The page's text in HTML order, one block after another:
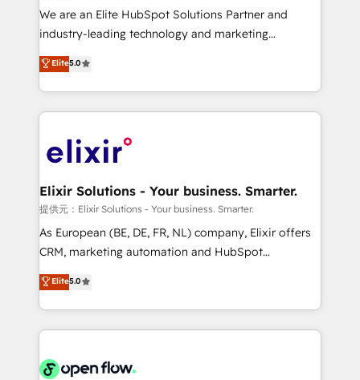
workflows; audit-ready reporting ⚖️ Legal: client
intake; pipeline and document workflows 🛒 E-
revenue automation 🏢 Real Estate: deal pipelines;
portfolio and lifecycle management 🏭
HIPAA-aware; CASL-compliant; GDPR-ready
implementations where required 💡 Why 500+
built to scale.
We are an Elite HubSpot Solutions Partner and
industry-leading technology and marketing
consultancy. Our focus is on enterprise and mid-
market B2B companies globally that want a strategic
approach to execute their goals through creative
applications of our solutions; Technical HubSpot
Design, Migrations + Integrations. Mole Street’s
greatness, which is achieved through creating
absolute clarity, derived from a well-defined
strategy, executed well, and reported on with clear
results. The culture is driven by core values; Joy, Grit,
Mindedness, and Clarity. We are driven to win for the
collective good of the company and its clientele, and
things are happening.
Elite5.0
Elixir Solutions - Your business. Smarter.
提供元：Elixir Solutions - Your business. Smarter.
As European (BE, DE, FR, NL) company, Elixir offers
CRM, marketing automation and HubSpot
integration products and services to mid-market
and enterprise customers. We ensure that your sales,
service and marketing department operates in the
most effective way, while at the same time
integrated buyers journey. Elixir is located in
Elite5.0